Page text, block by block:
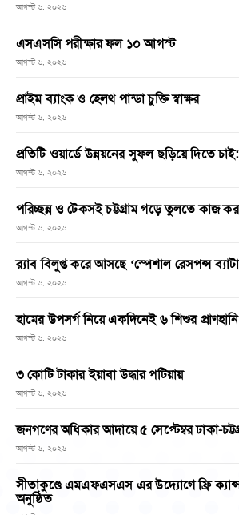
আগস্ট ৬, ২০২৬
এসএসসি পরীক্ষার ফল ১০ আগস্ট
আগস্ট ৬, ২০২৬
প্রাইম ব্যাংক ও হেলথ পান্ডা চুক্তি স্বাক্ষর
আগস্ট ৬, ২০২৬
প্রতিটি ওয়ার্ডে উন্নয়নের সুফল ছড়িয়ে দিতে
আগস্ট ৬, ২০২৬
পরিচ্ছন্ন ও টেকসই চট্টগ্রাম গড়ে তুলতে কাজ
আগস্ট ৬, ২০২৬
র‌্যাব বিলুপ্ত করে আসছে ‘স্পেশাল রেসপন্স
আগস্ট ৬, ২০২৬
হামের উপসর্গ নিয়ে একদিনেই ৬ শিশুর প্রাণহানি
আগস্ট ৬, ২০২৬
৩ কোটি টাকার ইয়াবা উদ্ধার পটিয়ায়
আগস্ট ৬, ২০২৬
জনগণের অধিকার আদায়ে ৫ সেপ্টেম্বর ঢাকা-
আগস্ট ৬, ২০২৬
সীতাকুণ্ডে এমএফএসএস এর উদ্যোগে ফ্রি
অনুষ্ঠিত